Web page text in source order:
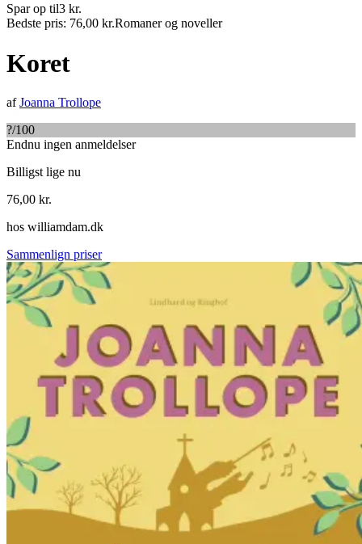
Spar op til3 kr.
Bedste pris: 76,00 kr.Romaner og noveller
Koret
afJoanna Trollope
?/100
Endnu ingen anmeldelser
Billigst lige nu
76,00 kr.
hos williamdam.dk
Sammenlign priser